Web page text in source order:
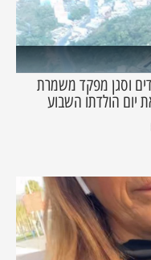
וסגן מפקד משמרת
יום הולדתו השבוע